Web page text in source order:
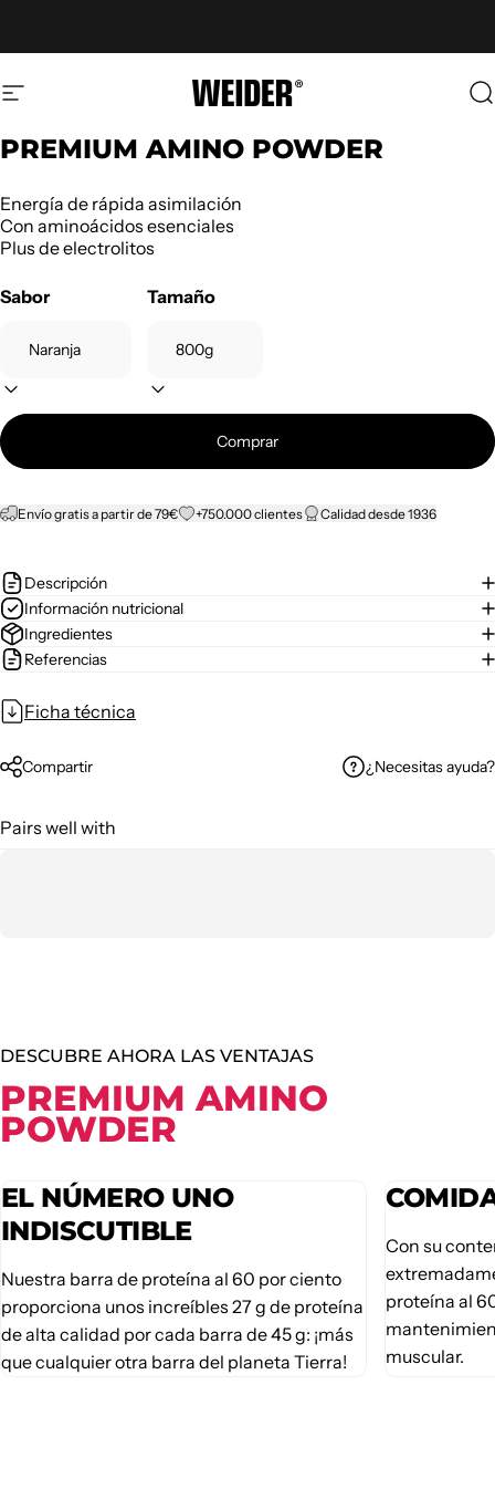
Navegación Weider
PREMIUM AMINO POWDER
Energía de rápida asimilación
Con aminoácidos esenciales
Plus de electrolitos
Sabor Tamaño
Comprar
Envío gratis a partir de 79€ +750.000 clientes Calidad desde 1936
Descripción
Información nutricional
Ingredientes
Referencias
Ficha técnica
Compartir ¿Necesitas ayuda?
Pairs well with
DESCUBRE AHORA LAS VENTAJAS
PREMIUM AMINO
POWDER
EL NÚMERO UNO
INDISCUTIBLE
Nuestra barra de proteína al 60 por ciento
proporciona unos increíbles 27 g de proteína
de alta calidad por cada barra de 45 g: ¡más
que cualquier otra barra del planeta Tierra!
Con su
proteína al
muscular.